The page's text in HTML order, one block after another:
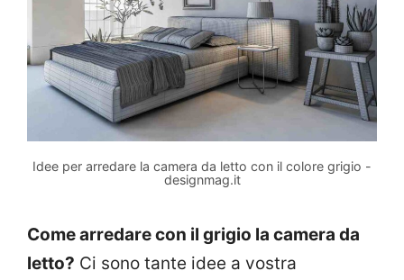
Idee per arredare la camera da letto con il colore grigio -
designmag.it
Come arredare con il grigio la camera da
letto? Ci sono tante idee a vostra